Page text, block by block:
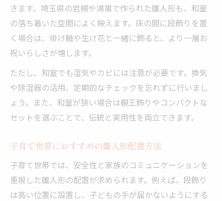
きます。埼玉県の岩槻や鴻巣で作られた雛人形も、和室
の落ち着いた空間によく映えます。床の間に段飾りを置
く場合は、掛け軸や生け花と一緒に飾ると、より一層お
祝いらしさが増します。
ただし、和室でも湿気やカビには注意が必要です。換気
や除湿器の活用、定期的なチェックを忘れずに行いまし
ょう。また、和室が狭い場合は親王飾りやコンパクトな
セットを選ぶことで、伝統と実用性を両立できます。
子育て世帯におすすめの雛人形配置方法
子育て世帯では、安全性と家族のコミュニケーションを
重視した雛人形の配置が求められます。例えば、段飾り
は高い位置に設置し、子どもの手が届かないようにする